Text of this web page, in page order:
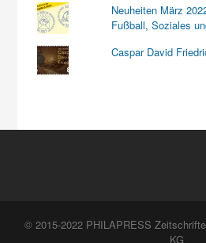
Neuheiten März
Fußball, Soziales
Caspar David
© 2015-2022 PHILAPRESS
KG